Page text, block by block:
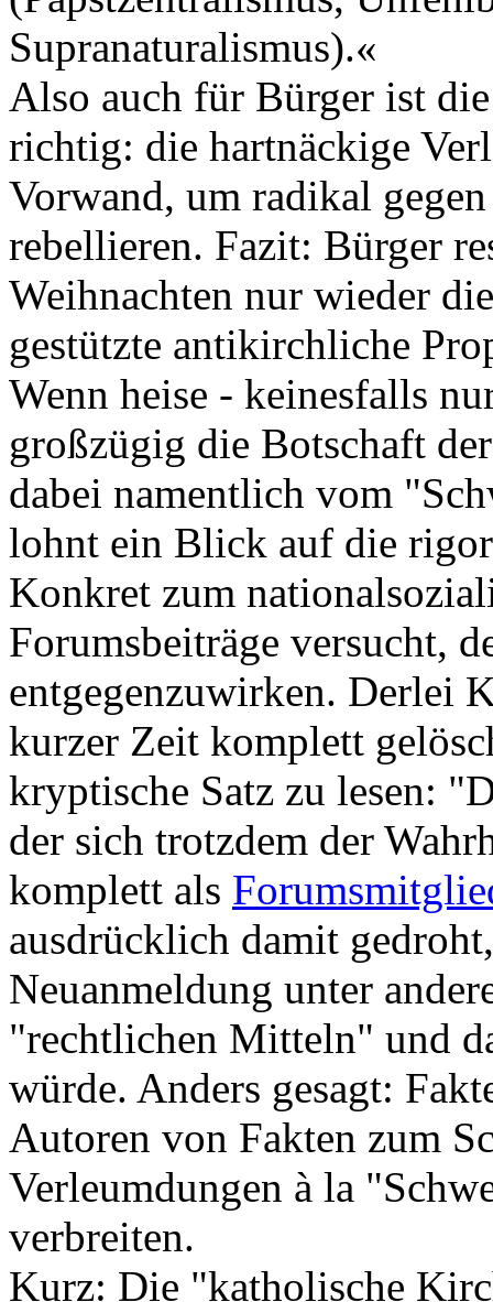
Supranaturalismus).«
Also auch für Bürger ist
richtig: die hartnäckige
Vorwand, um radikal
rebellieren. Fazit: Bürger
Weihnachten nur wieder
gestützte antikirchliche
Wenn heise - keinesfalls
großzügig die Botschaft
dabei namentlich vom
lohnt ein Blick auf die
Konkret zum
Forumsbeiträge versucht,
entgegenzuwirken. Derlei
kurzer Zeit komplett
kryptische Satz zu lesen:
der sich trotzdem der
komplett als
ausdrücklich damit
Neuanmeldung unter
"rechtlichen Mitteln" und
würde. Anders gesagt:
Autoren von Fakten zum
Verleumdungen à la
verbreiten.
Kurz: Die "katholische